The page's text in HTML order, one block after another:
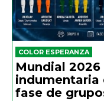
COLOR ESPERANZA
Mundial
indumentaria
fase de